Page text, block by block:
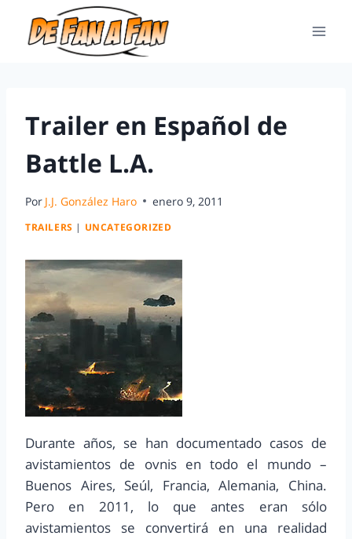
Trailer en Español de
Battle L.A.
Por J.J. González Haro enero 9, 2011
TRAILERS | UNCATEGORIZED
Durante años, se han documentado casos de
avistamientos de ovnis en todo el mundo –
Buenos Aires, Seúl, Francia, Alemania, China.
Pero en 2011, lo que antes eran sólo
avistamientos se convertirá en una realidad